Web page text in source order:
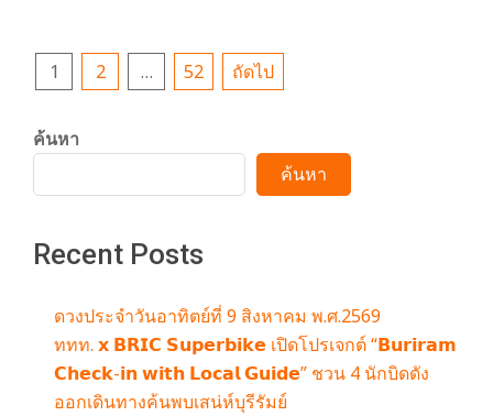
Posts
1 2 … 52 ถัดไป
ค้นหา
ค้นหา
Recent Posts
ดวงประจำวันอาทิตย์ที่ 9 สิงหาคม พ.ศ.2569
ททท. 𝘅 𝗕𝗥𝗜𝗖 𝗦𝘂𝗽𝗲𝗿𝗯𝗶𝗸𝗲 เปิดโปรเจกต์ “𝗕𝘂𝗿𝗶𝗿𝗮𝗺
𝗖𝗵𝗲𝗰𝗸-𝗶𝗻 𝘄𝗶𝘁𝗵 𝗟𝗼𝗰𝗮𝗹 𝗚𝘂𝗶𝗱𝗲” ชวน 4 นักบิดดัง
ออกเดินทางค้นพบเสน่ห์บุรีรัมย์